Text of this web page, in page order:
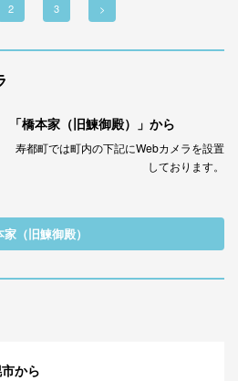
2 3 >
「橋本家（旧鰊御殿）」から
寿都町では町内の下記にWebカメラを設置
しております。
（旧鰊御殿）
から